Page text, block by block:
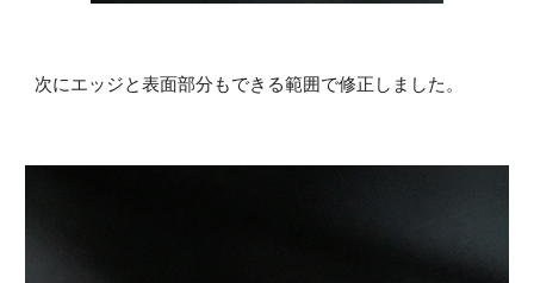
次にエッジと表面部分もできる範囲で修正しました。